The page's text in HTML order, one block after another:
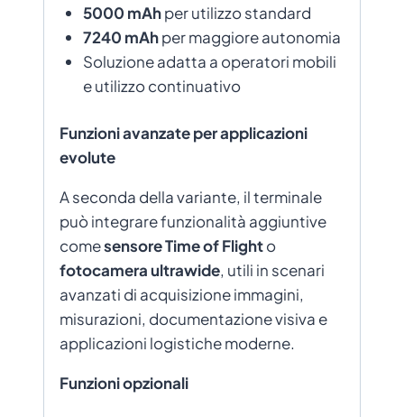
5000 mAhper utilizzo standard
7240 mAhper maggiore autonomia
Soluzione adatta a operatori mobili
e utilizzo continuativo
Funzioni avanzate per applicazioni
evolute
A seconda della variante, il terminale
può integrare funzionalità aggiuntive
comesensore Time of Flighto
fotocamera ultrawide, utili in scenari
avanzati di acquisizione immagini,
misurazioni, documentazione visiva e
applicazioni logistiche moderne.
Funzioni opzionali